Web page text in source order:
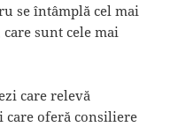
se întâmplă cel mai
sunt cele mai
care relevă
care oferă consiliere